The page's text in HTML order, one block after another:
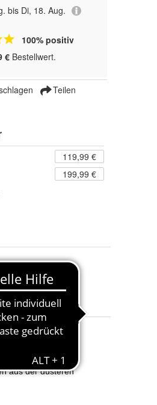
bis Di, 18. Aug.
100% positiv
€ Bestellwert.
Teilen
119,99 €
199,99 €